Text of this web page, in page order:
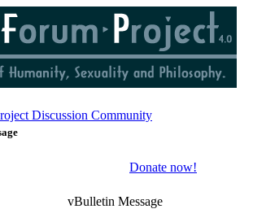
Discussion Community
Donate now!
vBulletin Message